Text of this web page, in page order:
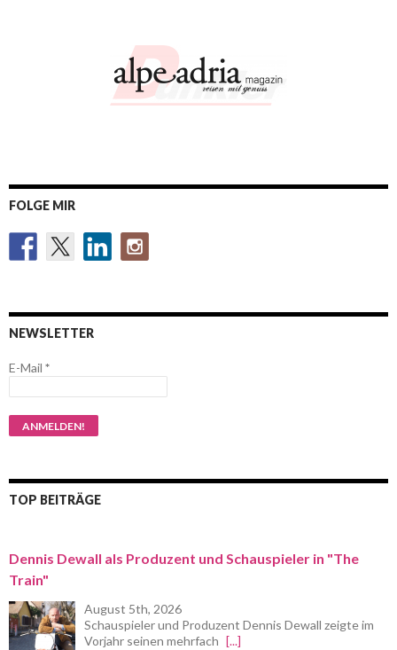
FOLGE MIR
NEWSLETTER
E-Mail *
TOP BEITRÄGE
Dennis Dewall als Produzent und Schauspieler in "The
Train"
August 5th, 2026
Schauspieler und Produzent Dennis Dewall zeigte im
Vorjahr seinen mehrfach [...]